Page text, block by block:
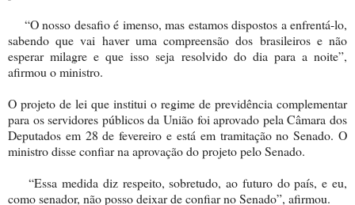
“O nosso desafio é imenso, mas estamos dispostos a enfrentá-lo,
sabendo que vai haver uma compreensão dos brasileiros e não
esperar milagre e que isso seja resolvido do dia para a noite”,
afirmou o ministro.
O projeto de lei que institui o regime de previdência complementar
para os servidores públicos da União foi aprovado pela Câmara dos
Deputados em 28 de fevereiro e está em tramitação no Senado. O
ministro disse confiar na aprovação do projeto pelo Senado.
“Essa medida diz respeito, sobretudo, ao futuro do país, e eu,
como senador, não posso deixar de confiar no Senado”, afirmou.